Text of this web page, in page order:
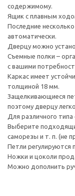
содержимому.
Ящик с плавным
Последние
автоматически.
Дверцу можно
Съемные полки –
с вашими
Каркас имеет
толщиной 18 мм.
Защелкивающиеся
поэтому дверцу
Для различного
Выберите
саморезы и т. п. (не
Петли регулируются
Ножки и цоколи
Можно дополнить